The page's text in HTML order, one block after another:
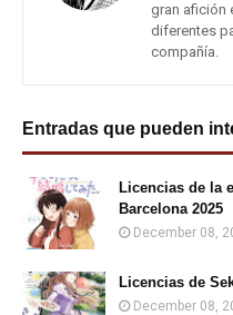
gran afición
diferentes
compañía.
Entradas que pueden
Licencias de la
Barcelona 2025
December 08,
Licencias de
December 08,